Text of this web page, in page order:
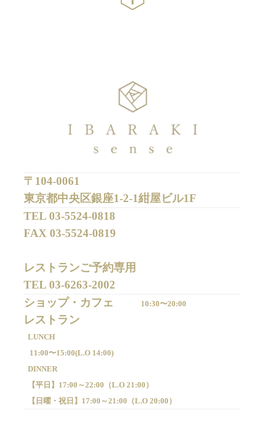
〒104-0061
東京都中央区銀座1-2-1紺屋ビル1F
TEL 03-5524-0818
FAX 03-5524-0819
レストランご予約専用
TEL 03-6263-2002
ショップ・カフェ
10:30〜20:00
LUNCH
11:00〜15:00(L.O 14:00)
DINNER
【平日】 17:00～22:00（L.O 21:00）
【日曜・祝日】 17:00～21:00（L.O 20:00）